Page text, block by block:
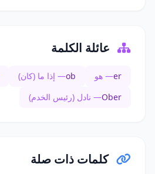
عائلة الكلمة
er— هو ob— إذا ما (كان)
Ober— نادل (رئيس الخدم)
كلمات ذات صلة